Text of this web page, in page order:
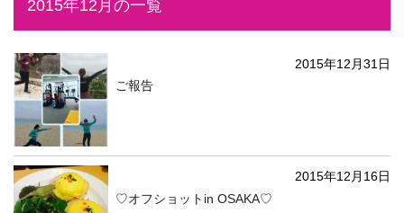
2015年12月の一覧
2015年12月31日
ご報告
2015年12月16日
♡オフショットin OSAKA♡